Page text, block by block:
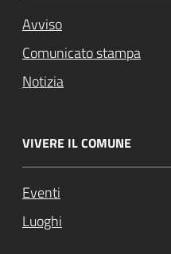
Avviso
Comunicato stampa
Notizia
VIVERE IL COMUNE
Eventi
Luoghi